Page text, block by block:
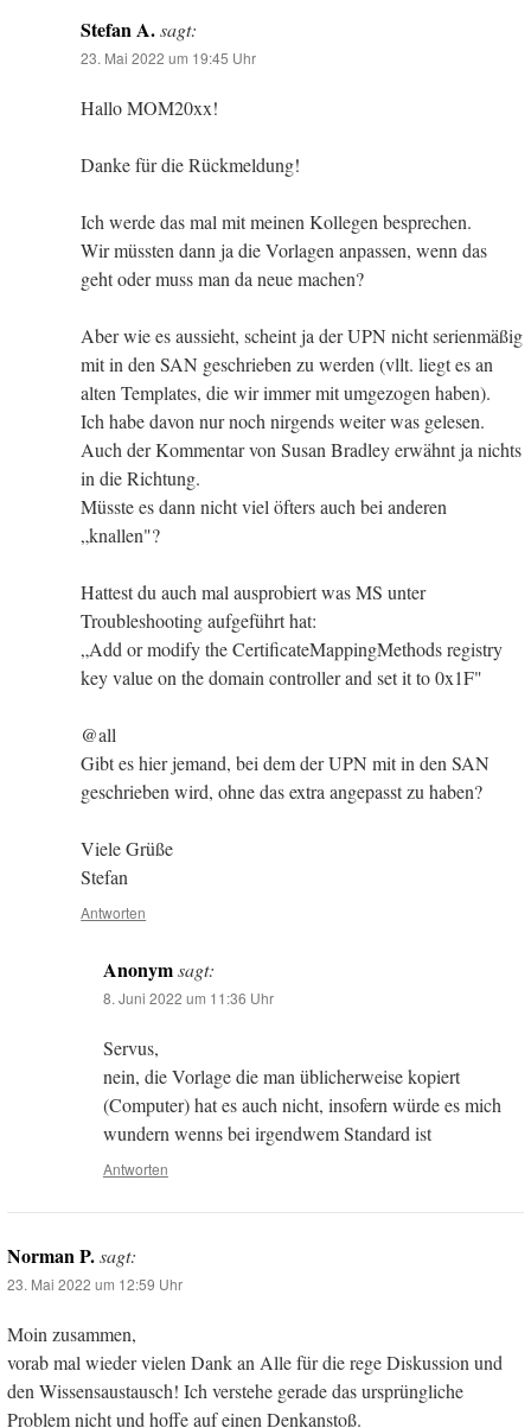
Stefan A.sagt:
23. Mai 2022 um 19:45 Uhr
Hallo MOM20xx!
Danke für die Rückmeldung!
Ich werde das mal mit meinen Kollegen besprechen.
Wir müssten dann ja die Vorlagen anpassen, wenn das
geht oder muss man da neue machen?
Aber wie es aussieht, scheint ja der UPN nicht serienmäßig
mit in den SAN geschrieben zu werden (vllt. liegt es an
alten Templates, die wir immer mit umgezogen haben).
Ich habe davon nur noch nirgends weiter was gelesen.
Auch der Kommentar von Susan Bradley erwähnt ja nichts
in die Richtung.
Müsste es dann nicht viel öfters auch bei anderen
„knallen"?
Hattest du auch mal ausprobiert was MS unter
Troubleshooting aufgeführt hat:
„Add or modify the CertificateMappingMethods registry
key value on the domain controller and set it to 0x1F"
@all
Gibt es hier jemand, bei dem der UPN mit in den SAN
geschrieben wird, ohne das extra angepasst zu haben?
Viele Grüße
Stefan
Antworten
Anonymsagt:
8. Juni 2022 um 11:36 Uhr
Servus,
nein, die Vorlage die man üblicherweise kopiert
(Computer) hat es auch nicht, insofern würde es mich
wundern wenns bei irgendwem Standard ist
Antworten
Norman P.sagt:
23. Mai 2022 um 12:59 Uhr
Moin zusammen,
vorab mal wieder vielen Dank an Alle für die rege Diskussion und
den Wissensaustausch! Ich verstehe gerade das ursprüngliche
Problem nicht und hoffe auf einen Denkanstoß.